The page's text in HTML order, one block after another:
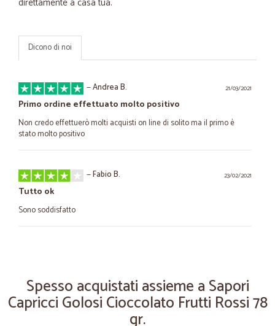
Dicono di noi
21/03/2021
—Andrea B.
Primo ordine effettuato molto positivo
Non credo effettuerò molti acquisti on line di solito ma il primo è
stato molto positivo
23/02/2021
—Fabio B.
Tutto ok
Sono soddisfatto
Spedizione veloce, comunicazione venditore ok.. l’unica piccolissima
pecca... e che le patate comprate erano già germogliate. Il resto tutto
ok.
Spesso acquistati assieme a Sapori
Capricci Golosi Cioccolato Frutti Rossi 78
gr.